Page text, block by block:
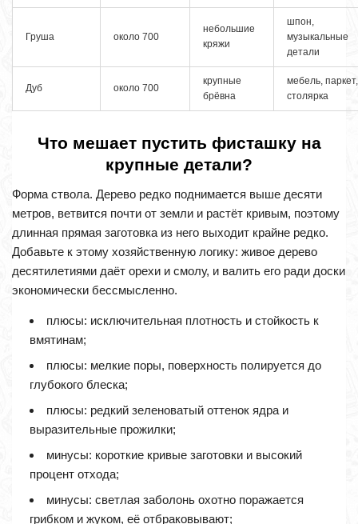
Груша около 700
небольшие
кряжи
шпон,
музыкальные
детали
Дуб около 700
крупные
брёвна
мебель, паркет,
столярка
Что мешает пустить фисташку на
крупные детали?
Форма ствола. Дерево редко поднимается выше десяти
метров, ветвится почти от земли и растёт кривым, поэтому
длинная прямая заготовка из него выходит крайне редко.
Добавьте к этому хозяйственную логику: живое дерево
десятилетиями даёт орехи и смолу, и валить его ради доски
экономически бессмысленно.
плюсы: исключительная плотность и стойкость к
вмятинам;
плюсы: мелкие поры, поверхность полируется до
глубокого блеска;
плюсы: редкий зеленоватый оттенок ядра и
выразительные прожилки;
минусы: короткие кривые заготовки и высокий
процент отхода;
минусы: светлая заболонь охотно поражается
грибком и жуком, её отбраковывают;